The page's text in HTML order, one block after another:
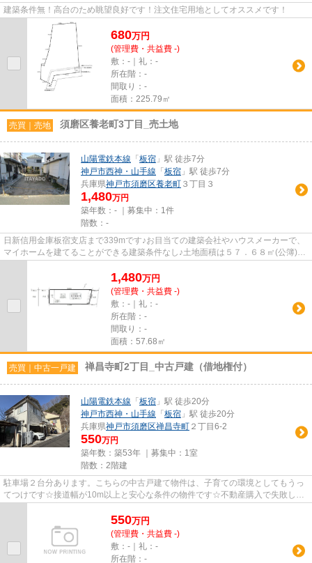
建築条件無！高台のため眺望良好です！注文住宅用地としてオススメです！
680万円
(管理費・共益費 -)
敷：-｜礼：-
所在階：-
間取り：-
面積：225.79㎡
売買｜売地 須磨区養老町3丁目_売土地
山陽電鉄本線 「 板宿 」駅 徒歩7分
神戸市西神・山手線 「 板宿 」駅 徒歩7分
兵庫県神戸市須磨区養老町 ３丁目３
1,480万円
築年数：- ｜募集中： 1件
階数：-
日新信用金庫板宿支店まで339mです♪お目当ての建築会社やハウスメーカーで、
マイホームを建てることができる建築条件なし♪土地面積は５７．６８㎡(公簿)で
1,480万円
(管理費・共益費 -)
敷：-｜礼：-
所在階：-
間取り：-
面積：57.68㎡
売買｜中古一戸建 禅昌寺町2丁目_中古戸建（借地権付）
山陽電鉄本線 「 板宿 」駅 徒歩20分
神戸市西神・山手線 「 板宿 」駅 徒歩20分
兵庫県神戸市須磨区禅昌寺町 ２丁目6-2
550万円
築年数：築53年 ｜募集中： 1室
階数：2階建
駐車場２台分あります。こちらの中古戸建て物件は、子育ての環境としてもうっ
てつけです☆接道幅が10m以上と安心な条件の物件です☆不動産購入で失敗しな
550万円
(管理費・共益費 -)
敷：-｜礼：-
所在階：-